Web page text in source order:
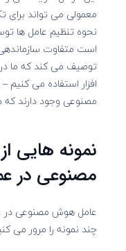
معمولی می تواند برای
نحوه تنظیم عامل ها
است متفاوت
توصیف می کند که ما در
افزار استفاده می
مصنوعی وجود دارند که
نمونه هایی
مصنوعی در
عامل هوش مصنوعی در
چند نمونه را مرور می